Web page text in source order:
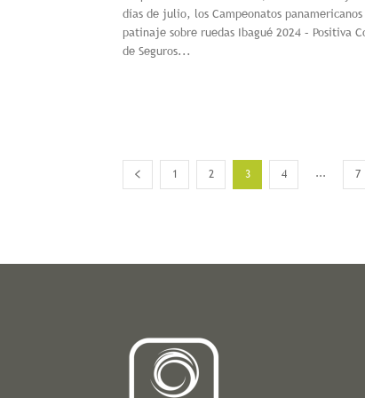
días de julio, los Campeonatos panamericanos
patinaje sobre ruedas Ibagué 2024 – Positiva
de Seguros...
1 2 3 4 ... 7